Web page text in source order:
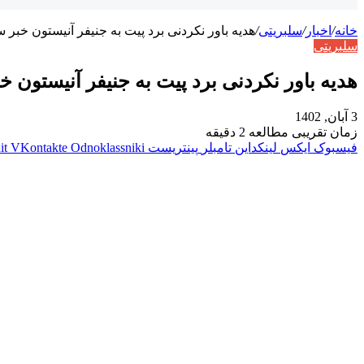
خانه/ اخبار/سلبریتی/هدیه باور نکردنی برد پیت به جنیفر آنیستون
سلبریتی
هدیه باور نکردنی برد پیت به جنیفر
3 آبان, 1402
زمان تقریبی مطالعه 2 دقیقه
فیسبوک ایکس لینکداین تامبلر پینتریست VKontakte Odnoklassniki